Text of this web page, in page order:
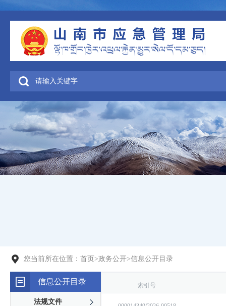
您当前所在位置： 首页 >政务公开>信息公开目录
信息公开目录
法规文件